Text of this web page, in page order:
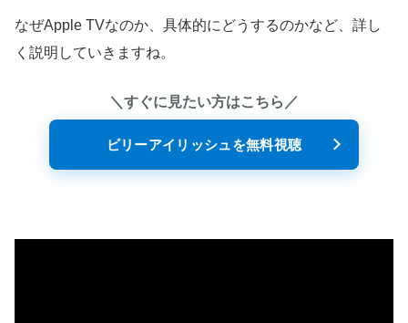
なぜApple TVなのか、具体的にどうするのかなど、詳し
く説明していきますね。
＼すぐに見たい方はこちら／
ビリーアイリッシュを無料視聴